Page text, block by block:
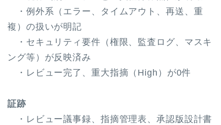
・例外系（エラー、タイムアウト、再送、重
複）の扱いが明記
・セキュリティ要件（権限、監査ログ、マスキ
ング等）が反映済み
・レビュー完了、重大指摘（High）が0件
証跡
・レビュー議事録、指摘管理表、承認版設計書